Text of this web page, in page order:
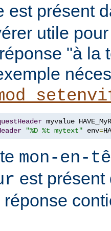
est présent
utile
"à la
"%D %t mytext" env=
mon-en-
est présent
réponse